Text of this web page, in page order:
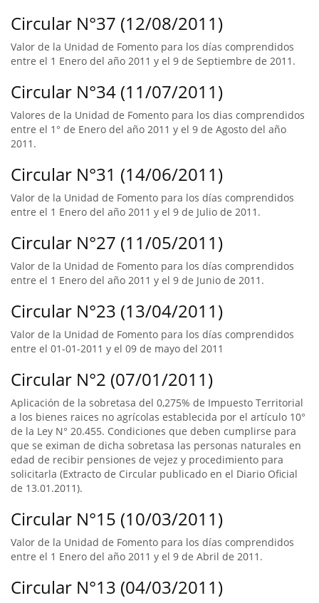
Circular N°37 (12/08/2011)
Valor de la Unidad de Fomento para los días comprendidos
entre el 1 Enero del año 2011 y el 9 de Septiembre de 2011.
Circular N°34 (11/07/2011)
Valores de la Unidad de Fomento para los dias comprendidos
entre el 1° de Enero del año 2011 y el 9 de Agosto del año
2011.
Circular N°31 (14/06/2011)
Valor de la Unidad de Fomento para los días comprendidos
entre el 1 Enero del año 2011 y el 9 de Julio de 2011.
Circular N°27 (11/05/2011)
Valor de la Unidad de Fomento para los días comprendidos
entre el 1 Enero del año 2011 y el 9 de Junio de 2011.
Circular N°23 (13/04/2011)
Valor de la Unidad de Fomento para los días comprendidos
entre el 01-01-2011 y el 09 de mayo del 2011
Circular N°2 (07/01/2011)
Aplicación de la sobretasa del 0,275% de Impuesto Territorial
a los bienes raices no agrícolas establecida por el artículo 10°
de la Ley N° 20.455. Condiciones que deben cumplirse para
que se eximan de dicha sobretasa las personas naturales en
edad de recibir pensiones de vejez y procedimiento para
solicitarla (Extracto de Circular publicado en el Diario Oficial
de 13.01.2011).
Circular N°15 (10/03/2011)
Valor de la Unidad de Fomento para los días comprendidos
entre el 1 Enero del año 2011 y el 9 de Abril de 2011.
Circular N°13 (04/03/2011)